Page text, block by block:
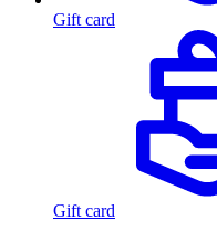
Gift card
Gift card